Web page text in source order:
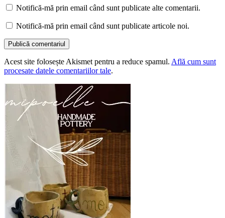
Notifică-mă prin email când sunt publicate alte comentarii.
Notifică-mă prin email când sunt publicate articole noi.
Acest site folosește Akismet pentru a reduce spamul. Află cum sunt
procesate datele comentariilor tale.